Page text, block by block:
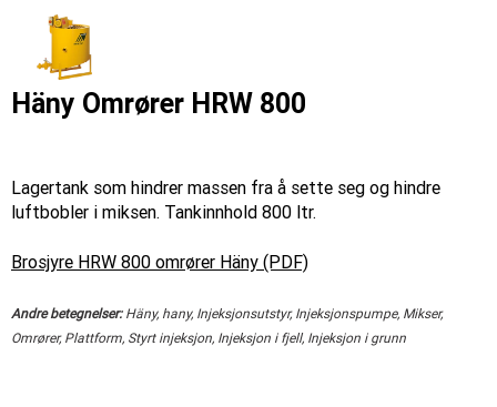
Häny Omrører HRW 800
Lagertank som hindrer massen fra å sette seg og hindre
luftbobler i miksen. Tankinnhold 800 ltr.
Brosjyre HRW 800 omrører Häny (PDF)
Andre betegnelser:Häny, hany, Injeksjonsutstyr, Injeksjonspumpe, Mikser,
Omrører, Plattform, Styrt injeksjon, Injeksjon i fjell, Injeksjon i grunn